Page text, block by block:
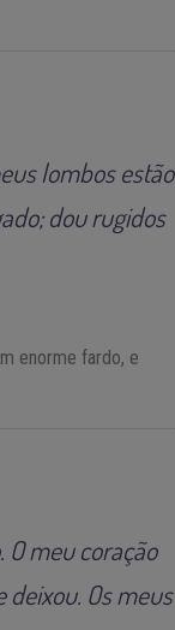
lombos estão
dou rugidos
enorme fardo, e
O meu coração
Os meus